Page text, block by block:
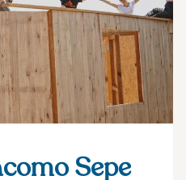
Sepe